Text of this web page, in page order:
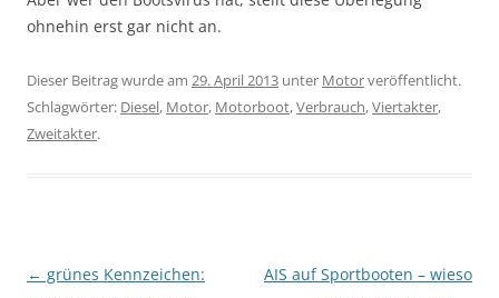
ohnehin erst gar nicht an.
Dieser Beitrag wurde am 29. April 2013 unter Motorveröffentlicht.
Schlagwörter: Diesel, Motor, Motorboot,Verbrauch,Viertakter,
Zweitakter.
Beitragsnavigation
← grünes Kennzeichen:
AIS auf Sportbooten – wieso